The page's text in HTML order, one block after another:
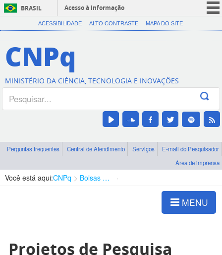
BRASIL
Acesso à informação
CORONAVÍRUS (COVID-19)
Canais
ACESSIBILIDADE ALTO CONTRASTE MAPA DO SITE
CNPq
MINISTÉRIO DA CIÊNCIA, TECNOLOGIA E INOVAÇÕES
Perguntas frequentes Central de Atendimento Serviços
E-mail do Pesquisador
Área de imprensa
Você está aqui:CNPq Bolsas e Auxílios Vigentes
MENU
Projetos de Pesquisa